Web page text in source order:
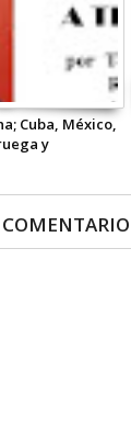
Cuba, México,
y